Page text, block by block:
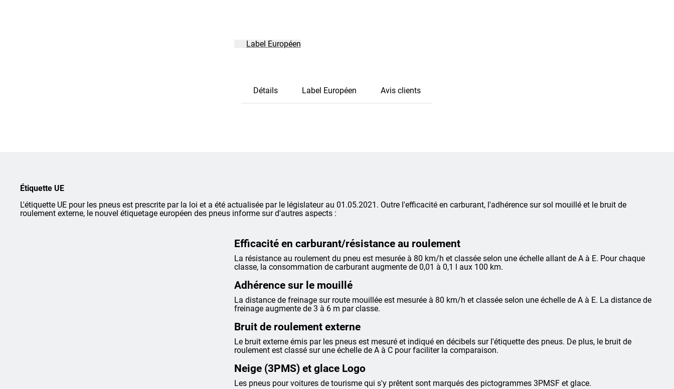
Label Européen
Détails Label Européen Avis clients
Étiquette UE
L'étiquette UE pour les pneus est prescrite par la loi et a été actualisée par le législateur au 01.05.2021. Outre l'efficacité en carburant, l'adhérence sur sol mouillé et le bruit de
roulement externe, le nouvel étiquetage européen des pneus informe sur d'autres aspects :
Efficacité en carburant/résistance au roulement
La résistance au roulement du pneu est mesurée à 80 km/h et classée selon une échelle allant de A à E. Pour chaque
classe, la consommation de carburant augmente de 0,01 à 0,1 l aux 100 km.
Adhérence sur le mouillé
La distance de freinage sur route mouillée est mesurée à 80 km/h et classée selon une échelle de A à E. La distance de
freinage augmente de 3 à 6 m par classe.
Bruit de roulement externe
Le bruit externe émis par les pneus est mesuré et indiqué en décibels sur l'étiquette des pneus. De plus, le bruit de
roulement est classé sur une échelle de A à C pour faciliter la comparaison.
Neige (3PMS) et glace Logo
Les pneus pour voitures de tourisme qui s'y prêtent sont marqués des pictogrammes 3PMSF et glace.